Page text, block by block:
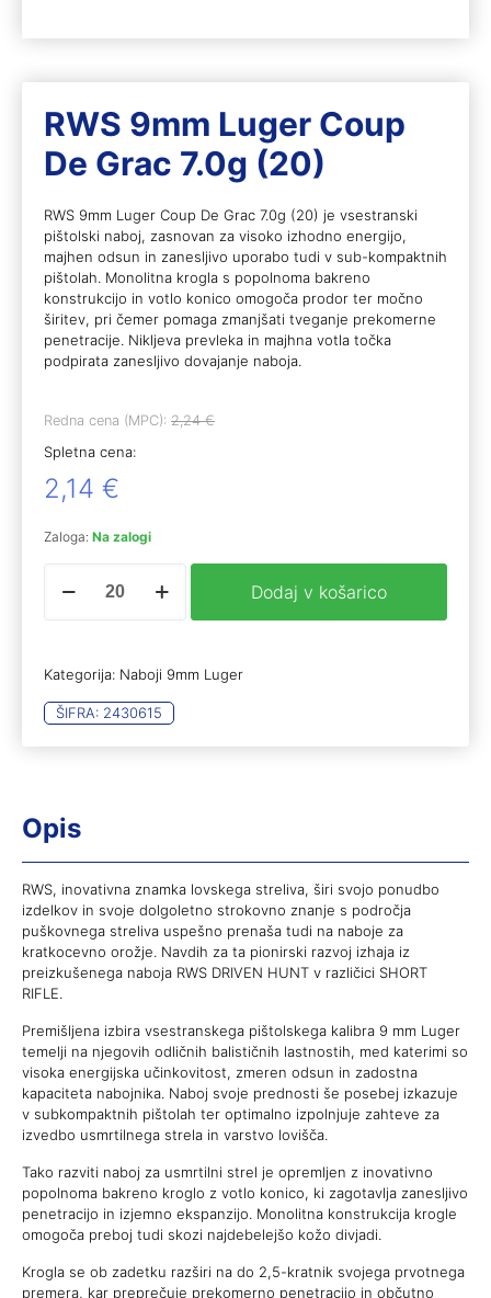
RWS 9mm Luger Coup
De Grac 7.0g (20)
RWS 9mm Luger Coup De Grac 7.0g (20) je vsestranski
pištolski naboj, zasnovan za visoko izhodno energijo,
majhen odsun in zanesljivo uporabo tudi v sub-kompaktnih
pištolah. Monolitna krogla s popolnoma bakreno
konstrukcijo in votlo konico omogoča prodor ter močno
širitev, pri čemer pomaga zmanjšati tveganje prekomerne
penetracije. Nikljeva prevleka in majhna votla točka
podpirata zanesljivo dovajanje naboja.
Redna cena (MPC): 2,24€
Spletna cena:
2,14 €
Zaloga: Na zalogi
9mm
Grac
(20)
Dodaj v košarico
Kategorija: Naboji 9mm Luger
ŠIFRA: 2430615
Opis
RWS, inovativna znamka lovskega streliva, širi svojo ponudbo
izdelkov in svoje dolgoletno strokovno znanje s področja
puškovnega streliva uspešno prenaša tudi na naboje za
kratkocevno orožje. Navdih za ta pionirski razvoj izhaja iz
preizkušenega naboja RWS DRIVEN HUNT v različici SHORT
RIFLE.
Premišljena izbira vsestranskega pištolskega kalibra 9 mm Luger
temelji na njegovih odličnih balističnih lastnostih, med katerimi so
visoka energijska učinkovitost, zmeren odsun in zadostna
kapaciteta nabojnika. Naboj svoje prednosti še posebej izkazuje
v subkompaktnih pištolah ter optimalno izpolnjuje zahteve za
izvedbo usmrtilnega strela in varstvo lovišča.
Tako razviti naboj za usmrtilni strel je opremljen z inovativno
popolnoma bakreno kroglo z votlo konico, ki zagotavlja zanesljivo
penetracijo in izjemno ekspanzijo. Monolitna konstrukcija krogle
omogoča preboj tudi skozi najdebelejšo kožo divjadi.
Krogla se ob zadetku razširi na do 2,5-kratnik svojega prvotnega
premera, kar preprečuje prekomerno penetracijo in občutno